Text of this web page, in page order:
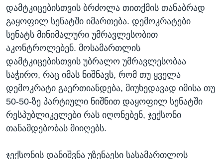
დამტკიცებისთვის ბრძოლა თითქმის თანაბრად
გაყოფილ სენატში იმართება. დემოკრატები
სენატს მინიმალური უმრავლესობით
აკონტროლებენ. მოსამართლის
დამტკიცებისთვის უბრალო უმრავლესობაა
საჭირო, რაც იმას ნიშნავს, რომ თუ ყველა
დემოკრატი გაერთიანდება, მიუხედავად იმისა თუ
50-50-ზე პარტიული ნიშნით დაყოფილ სენატში
რესპუბლიკელები რას იღონებენ, ჯექსონი
თანამდებობას მიიღებს.
ჯექსონის დანიშვნა უზენაესი სასამართლოს